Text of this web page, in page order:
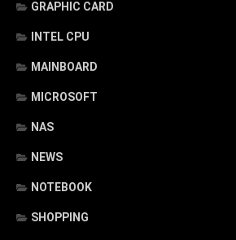
GRAPHIC CARD
INTEL CPU
MAINBOARD
MICROSOFT
NAS
NEWS
NOTEBOOK
SHOPPING